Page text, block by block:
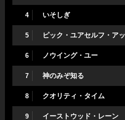
4 いそしぎ
5 ピック・ユアセルフ・ア
6 ノウイング・ユー
7 神のみぞ知る
8 クオリティ・タイム
9 イーストウッド・レーン